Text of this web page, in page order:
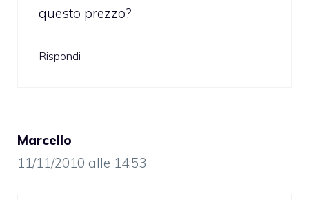
questo prezzo?
Rispondi
Marcello
11/11/2010 alle 14:53